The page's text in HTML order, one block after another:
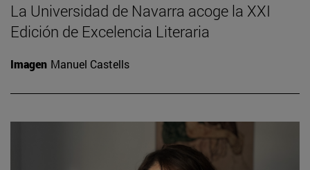
La Universidad de Navarra acoge la XXI
Edición de Excelencia Literaria
Imagen Manuel Castells